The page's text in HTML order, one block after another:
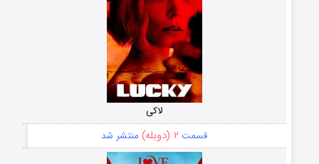
لاکی
قسمت ۲ (دوبله) منتشر شد